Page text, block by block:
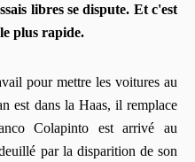
libres se dispute. Et c'est
plus rapide.
pour mettre les voitures au
est dans la Haas, il remplace
Colapinto est arrivé au
par la disparition de son